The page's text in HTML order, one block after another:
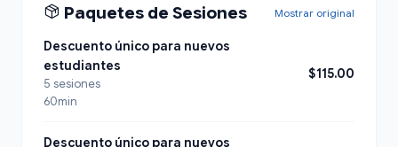
Paquetes de Sesiones Mostrar original
Descuento único para nuevos
estudiantes
5 sesiones
60min
$115.00
Descuento único para nuevos